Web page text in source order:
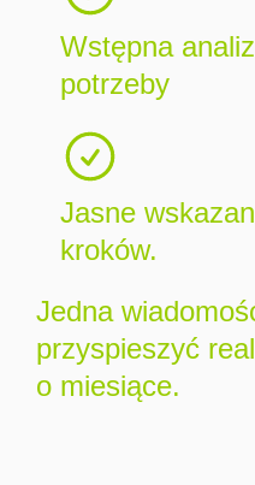
Wstępna
potrzeby
Jasne
kroków.
Jedna
przyspieszyć
o miesiące.